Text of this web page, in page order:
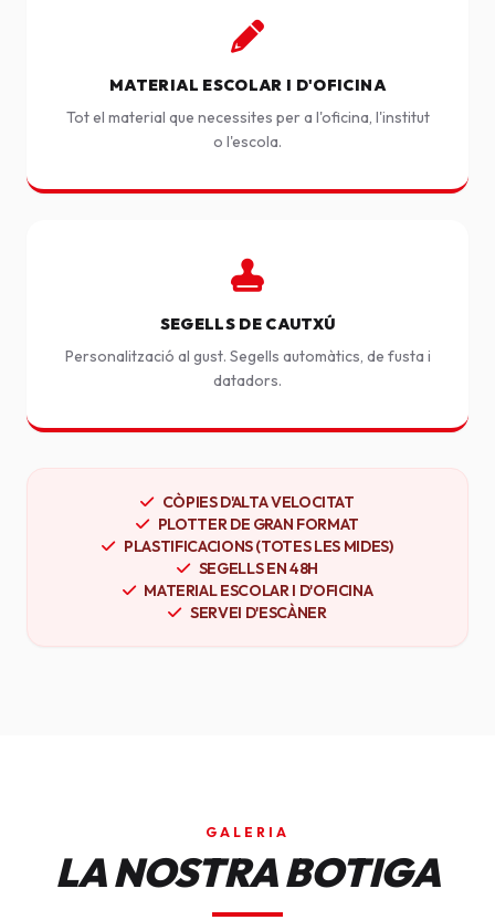
MATERIAL ESCOLAR I D'OFICINA
Tot el material que necessites per a l'oficina, l'institut
o l'escola.
SEGELLS DE CAUTXÚ
Personalització al gust. Segells automàtics, de fusta i
datadors.
CÒPIES D'ALTA VELOCITAT
PLOTTER DE GRAN FORMAT
PLASTIFICACIONS (TOTES LES MIDES)
SEGELLS EN 48H
MATERIAL ESCOLAR I D'OFICINA
SERVEI D'ESCÀNER
GALERIA
LA NOSTRA BOTIGA